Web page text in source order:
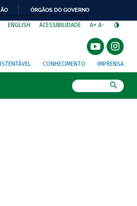
ÓRGÃOS DO GOVERNO
ENGLISH ACESSIBILIDADE A+ A-
CONHECIMENTO IMPRENSA